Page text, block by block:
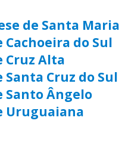
de Santa Maria
Cachoeira do Sul
Cruz Alta
Santa Cruz do Sul
Santo Ângelo
Uruguaiana